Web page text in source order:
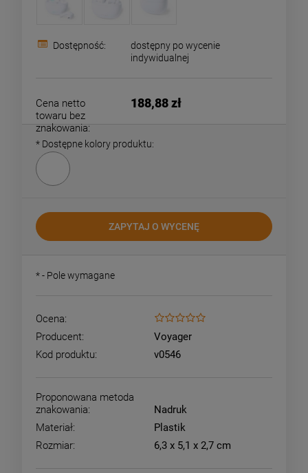
Dostępność:
dostępny po wycenie
indywidualnej
Cena netto
towaru bez
znakowania:
188,88 zł
* Dostępne kolory produktu:
ZAPYTAJ O WYCENĘ
*- Pole wymagane
Ocena:
Producent:
Voyager
Kod produktu:
v0546
Proponowana metoda
znakowania:
Nadruk
Materiał:
Plastik
Rozmiar:
6,3 x 5,1 x 2,7 cm